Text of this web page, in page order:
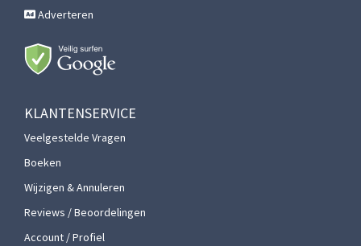
Adverteren
KLANTENSERVICE
Veelgestelde Vragen
Boeken
Wijzigen & Annuleren
Reviews / Beoordelingen
Account / Profiel